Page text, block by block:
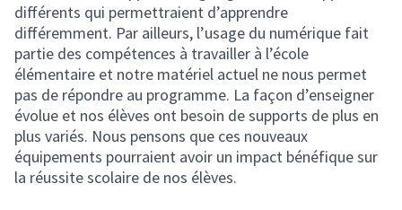
différents qui permettraient d’apprendre
différemment. Par ailleurs, l’usage du numérique fait
partie des compétences à travailler à l’école
élémentaire et notre matériel actuel ne nous permet
pas de répondre au programme. La façon d’enseigner
évolue et nos élèves ont besoin de supports de plus en
plus variés. Nous pensons que ces nouveaux
équipements pourraient avoir un impact bénéfique sur
la réussite scolaire de nos élèves.